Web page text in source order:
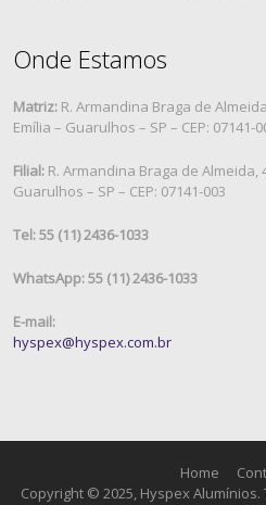
Onde Estamos
Matriz: R. Armandina Braga de
Emília – Guarulhos – SP – CEP: 07141-
Filial: R. Armandina Braga de Almeida,
Guarulhos – SP – CEP: 07141-003
Tel: 55 (11) 2436-1033
WhatsApp: 55 (11) 2436-1033
E-mail:
hyspex@hyspex.com.br
Home
Copyright © 2025, Hyspex